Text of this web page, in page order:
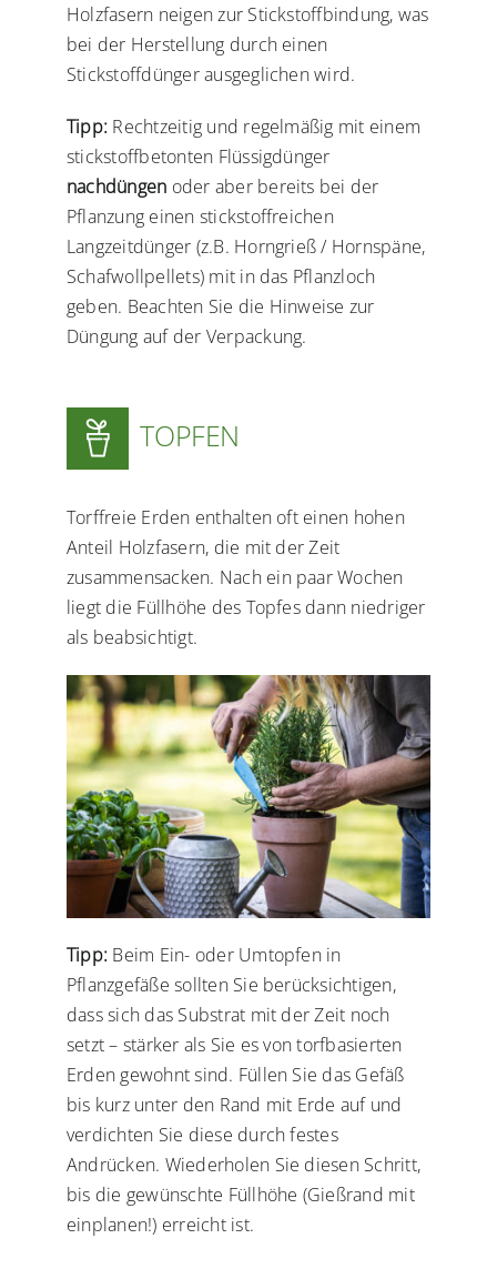
Holzfasern neigen zur Stickstoffbindung, was
bei der Herstellung durch einen
Stickstoffdünger ausgeglichen wird.
Tipp: Rechtzeitig und regelmäßig mit einem
stickstoffbetonten Flüssigdünger
nachdüngen oder aber bereits bei der
Pflanzung einen stickstoffreichen
Langzeitdünger (z.B. Horngrieß / Hornspäne,
Schafwollpellets) mit in das Pflanzloch
geben. Beachten Sie die Hinweise zur
Düngung auf der Verpackung.
TOPFEN
Torffreie Erden enthalten oft einen hohen
Anteil Holzfasern, die mit der Zeit
zusammensacken. Nach ein paar Wochen
liegt die Füllhöhe des Topfes dann niedriger
als beabsichtigt.
Tipp: Beim Ein- oder Umtopfen in
Pflanzgefäße sollten Sie berücksichtigen,
dass sich das Substrat mit der Zeit noch
setzt – stärker als Sie es von torfbasierten
Erden gewohnt sind. Füllen Sie das Gefäß
bis kurz unter den Rand mit Erde auf und
verdichten Sie diese durch festes
Andrücken. Wiederholen Sie diesen Schritt,
bis die gewünschte Füllhöhe (Gießrand mit
einplanen!) erreicht ist.